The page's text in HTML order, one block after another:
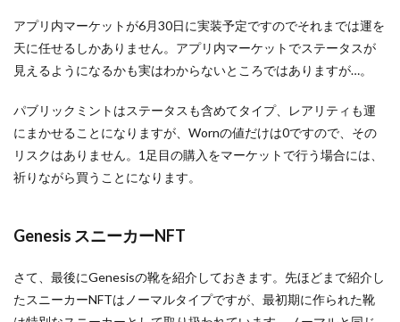
アプリ内マーケットが6月30日に実装予定ですのでそれまでは運を
天に任せるしかありません。アプリ内マーケットでステータスが
見えるようになるかも実はわからないところではありますが…。
パブリックミントはステータスも含めてタイプ、レアリティも運
にまかせることになりますが、Wornの値だけは0ですので、その
リスクはありません。1足目の購入をマーケットで行う場合には、
祈りながら買うことになります。
Genesis スニーカーNFT
さて、最後にGenesisの靴を紹介しておきます。先ほどまで紹介し
たスニーカーNFTはノーマルタイプですが、最初期に作られた靴